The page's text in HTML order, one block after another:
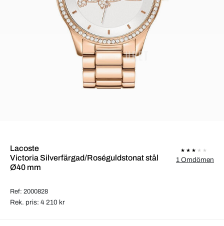
Lacoste
Victoria Silverfärgad/Roséguldstonat stål
Ø40 mm
Ref: 2000828
1 Omdömen
Rek. pris: 4 210 kr